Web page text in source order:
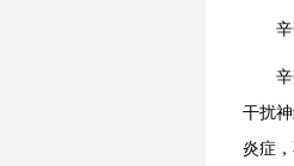
辛
辛辣
干扰
炎症